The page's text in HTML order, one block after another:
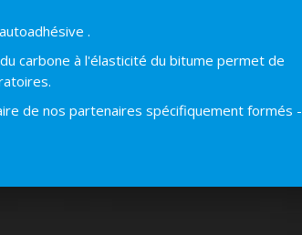
autoadhésive .
carbone à l'élasticité du bitume permet de
de nos partenaires spécifiquement formés -